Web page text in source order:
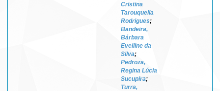
Cristina
Tarouquella
Rodrigues;
Bandeira,
Bárbara
Evelline da
Silva;
Pedroza,
Regina Lúcia
Sucupira;
Turra,